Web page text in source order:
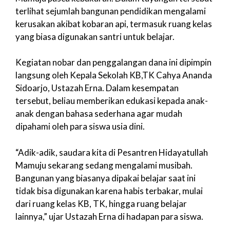
terlihat sejumlah bangunan pendidikan mengalami
kerusakan akibat kobaran api, termasuk ruang kelas
yang biasa digunakan santri untuk belajar.
Kegiatan nobar dan penggalangan dana ini dipimpin
langsung oleh Kepala Sekolah KB,TK Cahya Ananda
Sidoarjo, Ustazah Erna. Dalam kesempatan
tersebut, beliau memberikan edukasi kepada anak-
anak dengan bahasa sederhana agar mudah
dipahami oleh para siswa usia dini.
“Adik-adik, saudara kita di Pesantren Hidayatullah
Mamuju sekarang sedang mengalami musibah.
Bangunan yang biasanya dipakai belajar saat ini
tidak bisa digunakan karena habis terbakar, mulai
dari ruang kelas KB, TK, hingga ruang belajar
lainnya,” ujar Ustazah Erna di hadapan para siswa.